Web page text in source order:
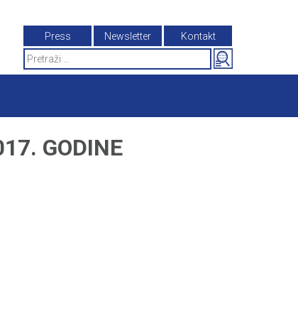
Press Newsletter
Kontakt
Search
for:
GODINE